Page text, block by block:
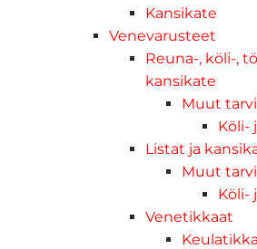
Kansikate
Venevarusteet
Reuna-, köli-,
kansikate
Muut
Köli-
Listat ja
Muut
Köli-
Venetikkaat